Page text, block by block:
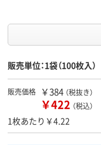
販売単位：1袋（100枚入）
販売価格 ￥384 （税抜き）
￥422 （税込）
1枚あたり￥4.22